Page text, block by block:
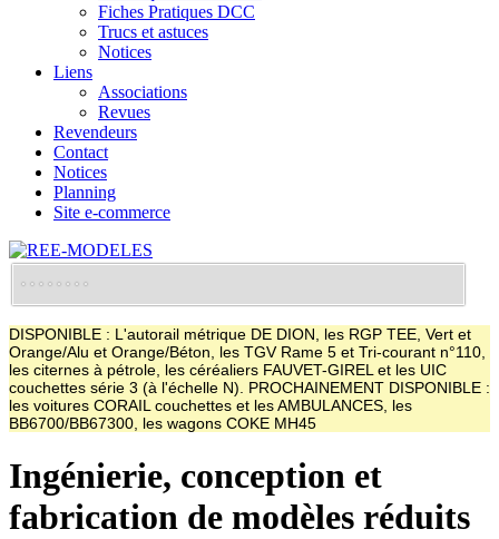
Fiches Pratiques DCC
Trucs et astuces
Notices
Liens
Associations
Revues
Revendeurs
Contact
Notices
Planning
Site e-commerce
DISPONIBLE : L'autorail métrique DE DION, les RGP TEE, Vert et
Orange/Alu et Orange/Béton, les TGV Rame 5 et Tri-courant n°110,
les citernes à pétrole, les céréaliers FAUVET-GIREL et les UIC
couchettes série 3 (à l'échelle N). PROCHAINEMENT DISPONIBLE :
les voitures CORAIL couchettes et les AMBULANCES, les
BB6700/BB67300, les wagons COKE MH45
Ingénierie, conception et
fabrication de modèles réduits